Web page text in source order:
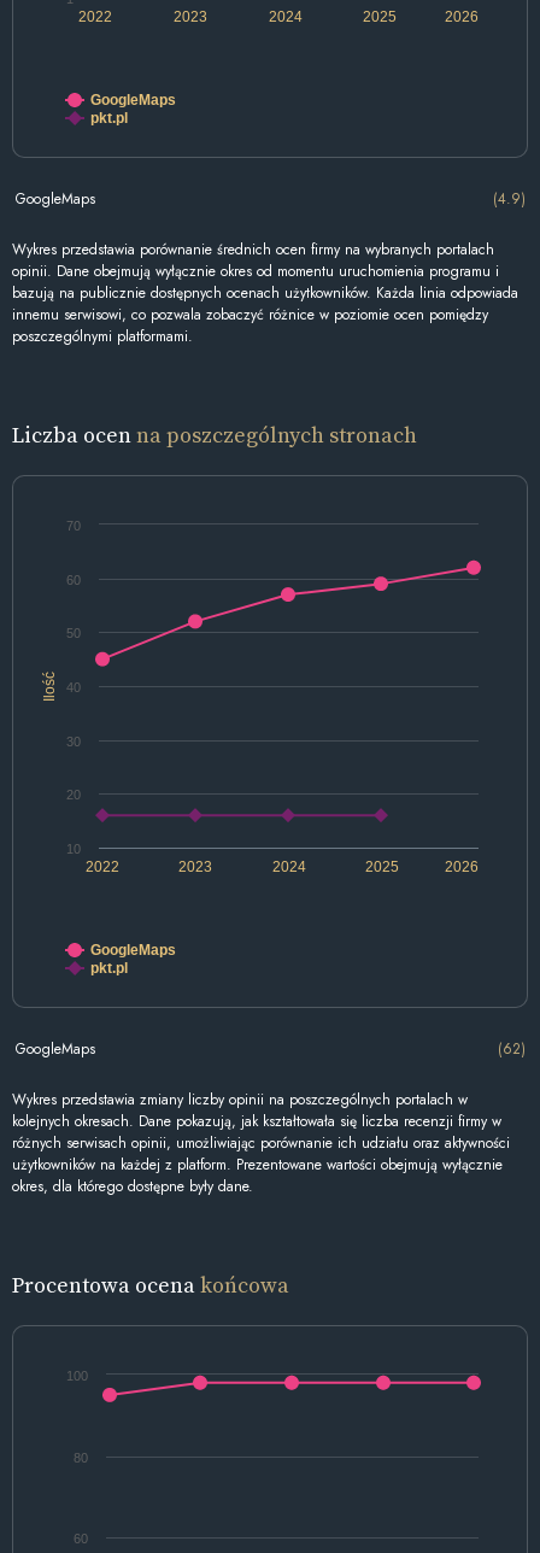
2022 2024 2026
2023 2025
GoogleMaps
pkt.pl
GoogleMaps (4.9)
Wykres przedstawia porównanie średnich ocen firmy na wybranych portalach
opinii. Dane obejmują wyłącznie okres od momentu uruchomienia programu i
bazują na publicznie dostępnych ocenach użytkowników. Każda linia odpowiada
innemu serwisowi, co pozwala zobaczyć różnice w poziomie ocen pomiędzy
poszczególnymi platformami.
Liczba ocenna poszczególnych stronach
Ilość
2022 2024 2026
2023 2025
10
20
30
40
50
60
70
GoogleMaps
pkt.pl
GoogleMaps (62)
Wykres przedstawia zmiany liczby opinii na poszczególnych portalach w
kolejnych okresach. Dane pokazują, jak kształtowała się liczba recenzji firmy w
różnych serwisach opinii, umożliwiając porównanie ich udziału oraz aktywności
użytkowników na każdej z platform. Prezentowane wartości obejmują wyłącznie
okres, dla którego dostępne były dane.
Procentowa ocenakońcowa
60
80
100